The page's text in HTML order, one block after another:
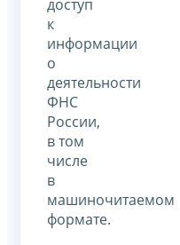
доступ
к
информации
о
деятельности
ФНС
России,
в том
числе
в
машиночитаемом
формате.